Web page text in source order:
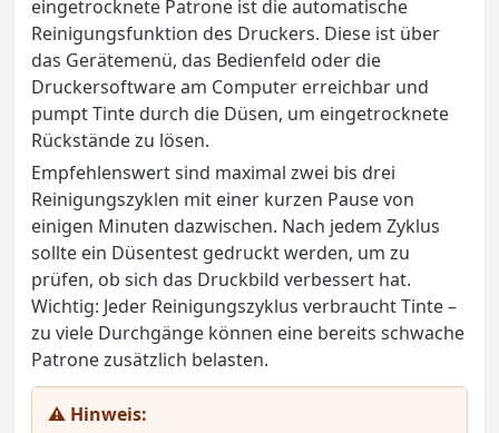
eingetrocknete Patrone ist die automatische
Reinigungsfunktion des Druckers. Diese ist über
das Gerätemenü, das Bedienfeld oder die
Druckersoftware am Computer erreichbar und
pumpt Tinte durch die Düsen, um eingetrocknete
Rückstände zu lösen.
Empfehlenswert sind maximal zwei bis drei
Reinigungszyklen mit einer kurzen Pause von
einigen Minuten dazwischen. Nach jedem Zyklus
sollte ein Düsentest gedruckt werden, um zu
prüfen, ob sich das Druckbild verbessert hat.
Wichtig: Jeder Reinigungszyklus verbraucht Tinte –
zu viele Durchgänge können eine bereits schwache
Patrone zusätzlich belasten.
⚠ Hinweis: